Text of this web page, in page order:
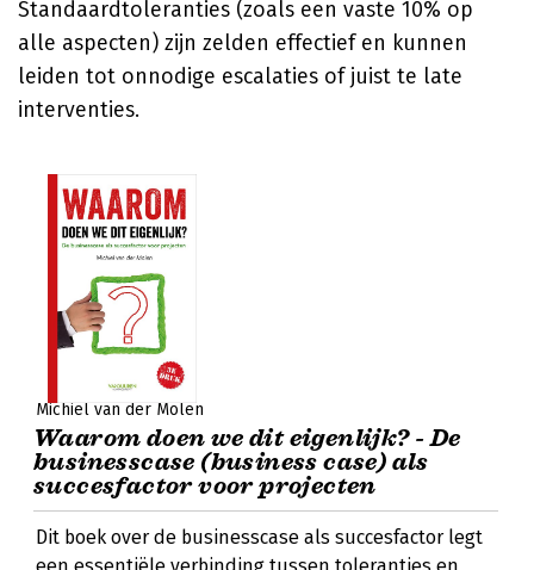
Standaardtoleranties (zoals een vaste 10% op
alle aspecten) zijn zelden effectief en kunnen
leiden tot onnodige escalaties of juist te late
interventies.
Michiel van der Molen
Waarom doen we dit eigenlijk? - De
businesscase (business case) als
succesfactor voor projecten
Dit boek over de businesscase als succesfactor legt